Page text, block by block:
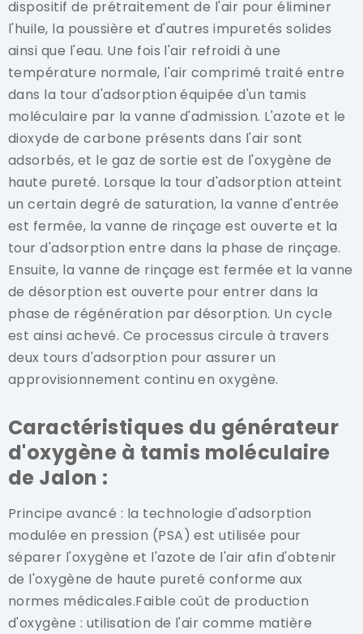
dispositif de prétraitement de l'air pour éliminer
l'huile, la poussière et d'autres impuretés solides
ainsi que l'eau. Une fois l'air refroidi à une
température normale, l'air comprimé traité entre
dans la tour d'adsorption équipée d'un tamis
moléculaire par la vanne d'admission. L'azote et le
dioxyde de carbone présents dans l'air sont
adsorbés, et le gaz de sortie est de l'oxygène de
haute pureté. Lorsque la tour d'adsorption atteint
un certain degré de saturation, la vanne d'entrée
est fermée, la vanne de rinçage est ouverte et la
tour d'adsorption entre dans la phase de rinçage.
Ensuite, la vanne de rinçage est fermée et la vanne
de désorption est ouverte pour entrer dans la
phase de régénération par désorption. Un cycle
est ainsi achevé. Ce processus circule à travers
deux tours d'adsorption pour assurer un
approvisionnement continu en oxygène.
Caractéristiques du générateur
d'oxygène à tamis moléculaire
de Jalon :
Principe avancé : la technologie d'adsorption
modulée en pression (PSA) est utilisée pour
séparer l'oxygène et l'azote de l'air afin d'obtenir
de l'oxygène de haute pureté conforme aux
normes médicales.Faible coût de production
d'oxygène : utilisation de l'air comme matière